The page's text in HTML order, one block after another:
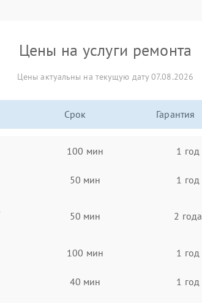
Цены на услуги ремонта
Цены актуальны на текущую дату 07.08.2026
Срок Гарантия
100 мин 1 год
50 мин 1 год
50 мин 2 года
100 мин 1 год
40 мин 1 год